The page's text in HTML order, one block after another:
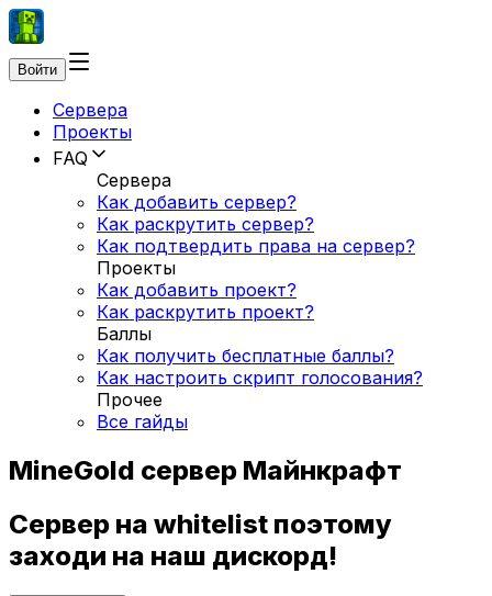
Войти
Сервера
Проекты
FAQ
Сервера
Как добавить сервер?
Как раскрутить сервер?
Как подтвердить права на сервер?
Проекты
Как добавить проект?
Как раскрутить проект?
Баллы
Как получить бесплатные баллы?
Как настроить скрипт голосования?
Прочее
Все гайды
MineGold сервер Майнкрафт
Сервер на whitelist поэтому
заходи на наш дискорд!